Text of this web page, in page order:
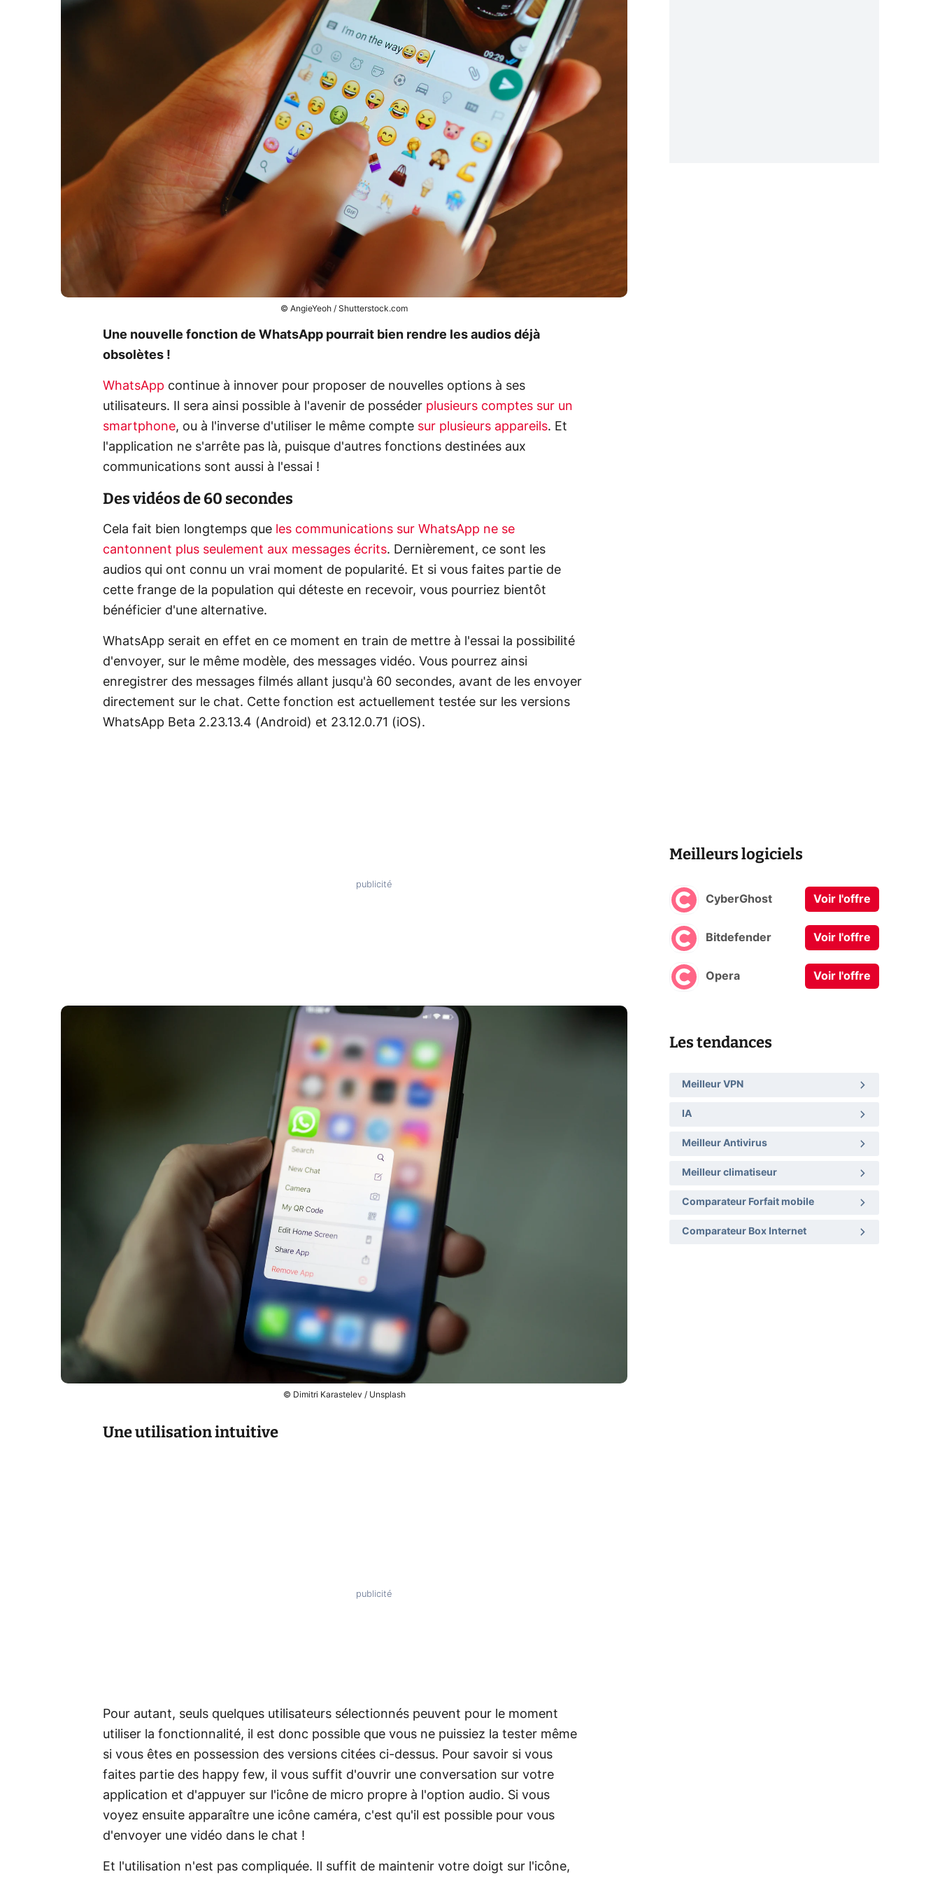
© AngieYeoh / Shutterstock.com
Une nouvelle fonction de WhatsApp pourrait bien rendre les audios déjà
obsolètes !
WhatsApp continue à innover pour proposer de nouvelles options à ses
utilisateurs. Il sera ainsi possible à l'avenir de posséder plusieurs comptes sur un
smartphone, ou à l'inverse d'utiliser le même compte sur plusieurs appareils. Et
l'application ne s'arrête pas là, puisque d'autres fonctions destinées aux
communications sont aussi à l'essai !
Des vidéos de 60 secondes
Cela fait bien longtemps que les communications sur WhatsApp ne se
cantonnent plus seulement aux messages écrits. Dernièrement, ce sont les
audios qui ont connu un vrai moment de popularité. Et si vous faites partie de
cette frange de la population qui déteste en recevoir, vous pourriez bientôt
bénéficier d'une alternative.
WhatsApp serait en effet en ce moment en train de mettre à l'essai la possibilité
d'envoyer, sur le même modèle, des messages vidéo. Vous pourrez ainsi
enregistrer des messages filmés allant jusqu'à 60 secondes, avant de les envoyer
directement sur le chat. Cette fonction est actuellement testée sur les versions
WhatsApp Beta 2.23.13.4 (Android) et 23.12.0.71 (iOS).
© Dimitri Karastelev / Unsplash
Une utilisation intuitive
Pour autant, seuls quelques utilisateurs sélectionnés peuvent pour le moment
utiliser la fonctionnalité, il est donc possible que vous ne puissiez la tester même
si vous êtes en possession des versions citées ci-dessus. Pour savoir si vous
faites partie des happy few, il vous suffit d'ouvrir une conversation sur votre
application et d'appuyer sur l'icône de micro propre à l'option audio. Si vous
voyez ensuite apparaître une icône caméra, c'est qu'il est possible pour vous
d'envoyer une vidéo dans le chat !
Et l'utilisation n'est pas compliquée. Il suffit de maintenir votre doigt sur l'icône,
Meilleurs logiciels
CyberGhost Voir l'offre
Bitdefender Voir l'offre
Opera Voir l'offre
Les tendances
Meilleur VPN
IA
Meilleur Antivirus
Meilleur climatiseur
Comparateur Forfait mobile
Comparateur Box Internet